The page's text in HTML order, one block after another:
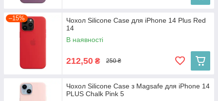
–15%
Чохол Silicone Case для iPhone 14 Plus Red
14
В наявності
212,50 ₴ 250 ₴
Чохол Silicone Case з Magsafe для iPhone 14
PLUS Chalk Pink 5